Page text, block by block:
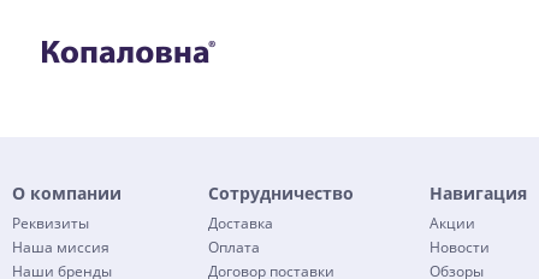
О компании
Реквизиты
Наша миссия
Наши бренды
Сотрудничество
Доставка
Оплата
Договор поставки
Навигация
Акции
Новости
Обзоры